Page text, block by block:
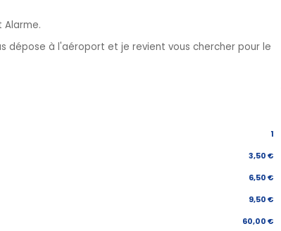
Alarme.
dépose à l'aéroport et je revient vous chercher pour le
1
3,50 €
6,50 €
9,50 €
60,00 €